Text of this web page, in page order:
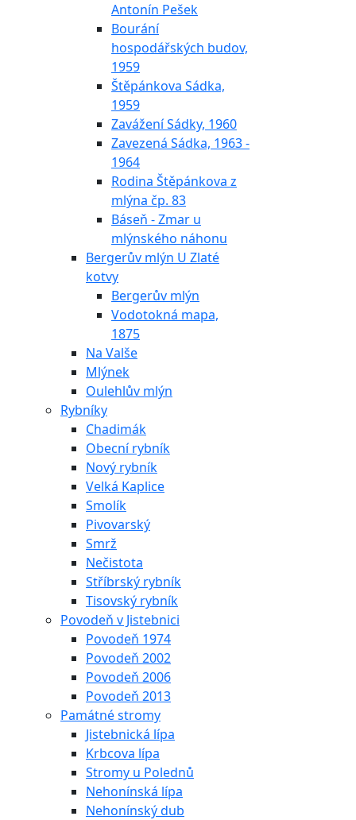
Antonín Pešek
Bourání
hospodářských budov,
1959
Štěpánkova Sádka,
1959
Zavážení Sádky, 1960
Zavezená Sádka, 1963 -
1964
Rodina Štěpánkova z
mlýna čp. 83
Báseň - Zmar u
mlýnského náhonu
Bergerův mlýn U Zlaté
kotvy
Bergerův mlýn
Vodotokná mapa,
1875
Na Valše
Mlýnek
Oulehlův mlýn
Rybníky
Chadimák
Obecní rybník
Nový rybník
Velká Kaplice
Smolík
Pivovarský
Smrž
Nečistota
Stříbrský rybník
Tisovský rybník
Povodeň v Jistebnici
Povodeň 1974
Povodeň 2002
Povodeň 2006
Povodeň 2013
Památné stromy
Jistebnická lípa
Krbcova lípa
Stromy u Polednů
Nehonínská lípa
Nehonínský dub